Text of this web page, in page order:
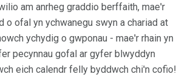
am anrheg graddio berffaith, mae'r
o ofal yn ychwanegu swyn a chariad at
ychydig o gwponau - mae'r rhain yn
pecynnau gofal ar gyfer blwyddyn
eich calendr felly byddwch chi'n cofio!